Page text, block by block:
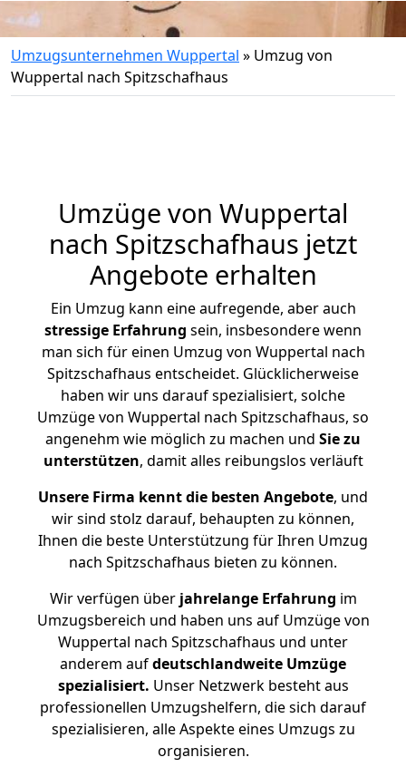
Umzugsunternehmen Wuppertal » Umzug von
Wuppertal nach Spitzschafhaus
Umzüge von Wuppertal
nach Spitzschafhaus jetzt
Angebote erhalten
Ein Umzug kann eine aufregende, aber auch
stressige Erfahrung sein, insbesondere wenn
man sich für einen Umzug von Wuppertal nach
Spitzschafhaus entscheidet. Glücklicherweise
haben wir uns darauf spezialisiert, solche
Umzüge von Wuppertal nach Spitzschafhaus, so
angenehm wie möglich zu machen und Sie zu
unterstützen, damit alles reibungslos verläuft
Unsere Firma kennt die besten Angebote, und
wir sind stolz darauf, behaupten zu können,
Ihnen die beste Unterstützung für Ihren Umzug
nach Spitzschafhaus bieten zu können.
Wir verfügen überjahrelange Erfahrung im
Umzugsbereich und haben uns auf Umzüge von
Wuppertal nach Spitzschafhaus und unter
anderem aufdeutschlandweite Umzüge
spezialisiert. Unser Netzwerk besteht aus
professionellen Umzugshelfern, die sich darauf
spezialisieren, alle Aspekte eines Umzugs zu
organisieren.